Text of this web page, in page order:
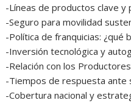
-Líneas de productos clave
-Seguro para movilidad
-Política de franquicias: ¿qué
-Inversión tecnológica y
-Relación con los
-Tiempos de respuesta ante
-Cobertura nacional y